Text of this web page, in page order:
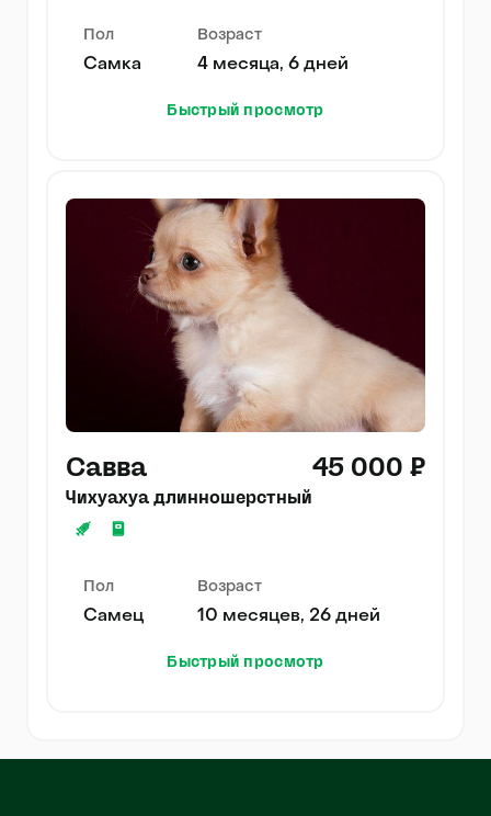
Пол
Самка
Возраст
4 месяца, 6 дней
Быстрый просмотр
Савва 45 000 ₽
Чихуахуа длинношерстный
Пол
Самец
Возраст
10 месяцев, 26 дней
Быстрый просмотр